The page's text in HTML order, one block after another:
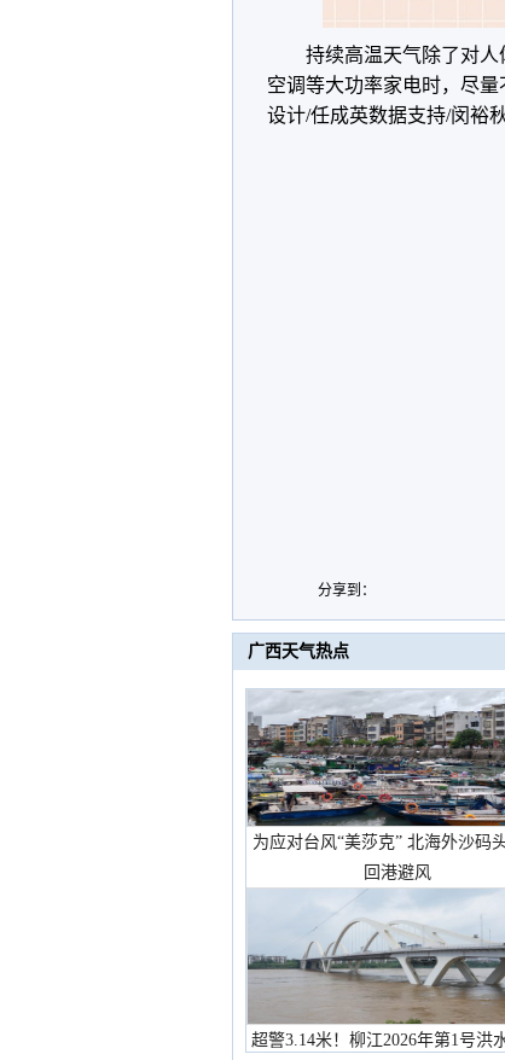
持续高温天气除了对
空调等大功率家电时，尽
设计/任成英数据支持/闵裕
分享到：
广西天气热点
为应对台风“美莎克” 北海外沙码
回港避风
超警3.14米！柳江2026年第1号洪